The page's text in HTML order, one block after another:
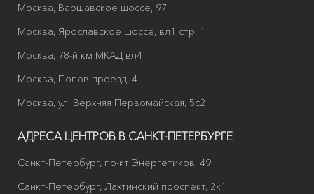
Москва, Варшавское шоссе, 97
Москва, Ярославское шоссе, вл1 стр. 1
Москва, 78-й км МКАД вл4
Москва, Попов проезд, 4
Москва, ул. Верхняя Первомайская, 5с2
АДРЕСА ЦЕНТРОВ В САНКТ-ПЕТЕРБУРГЕ
Санкт-Петербург, пр-кт Энергетиков, 49
Санкт-Петербург, Лахтинский проспект, 2к1